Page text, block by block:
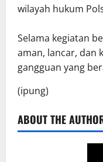
wilayah hukum
Selama kegiatan
aman, lancar, dan
gangguan yang
(ipung)
ABOUT THE